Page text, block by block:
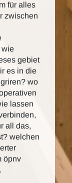
für alles
zwischen
wie
gebiet
es in die
wo
lassen
all das,
welchen
öpnv